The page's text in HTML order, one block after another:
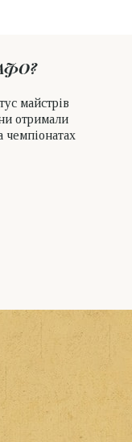
майстрів
отримали
чемпіонатах